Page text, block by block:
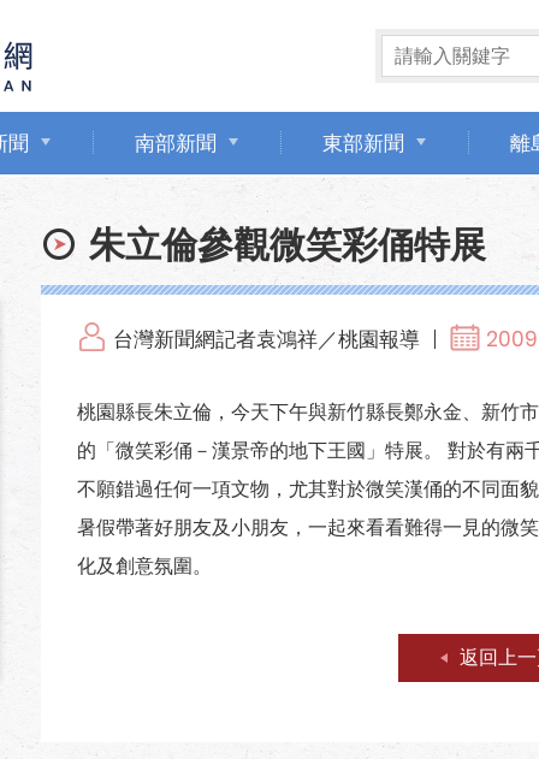
聞 南部新聞 東部新聞 離
朱立倫參觀微笑彩俑特展
台灣新聞網記者袁鴻祥／桃園報導
桃園縣長朱立倫，今天下午與新竹縣長鄭永金、新竹
的「微笑彩俑－漢景帝的地下王國」特展。 對於有
不願錯過任何一項文物，尤其對於微笑漢俑的不同面
暑假帶著好朋友及小朋友，一起來看看難得一見的微
化及創意氛圍。
返回上